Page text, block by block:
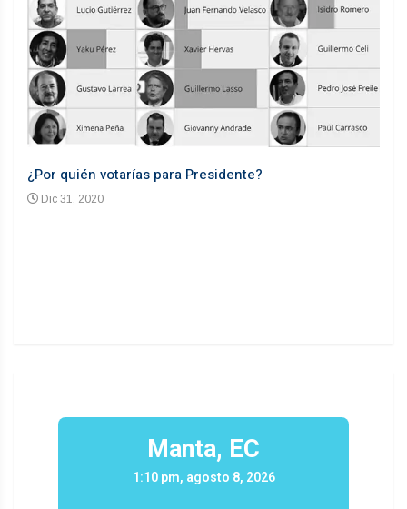
¿Por quién votarías para Presidente?
Dic 31, 2020
Manta, EC
1:10 pm, agosto 8, 2026